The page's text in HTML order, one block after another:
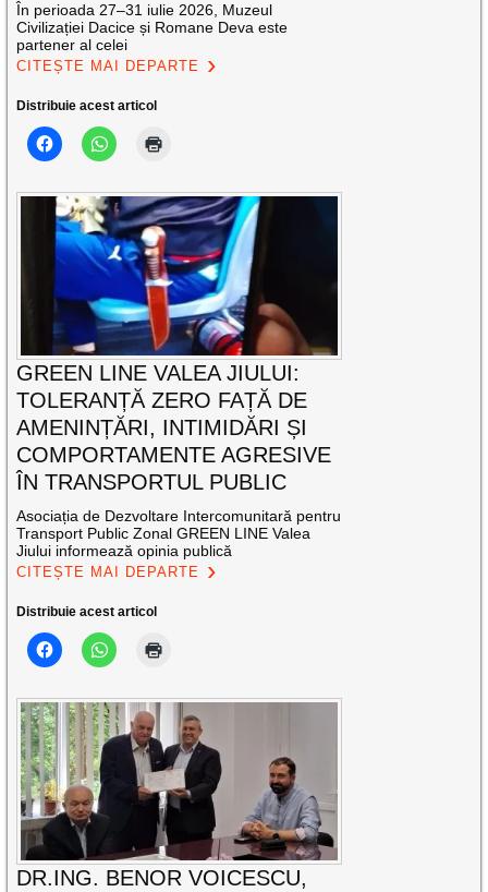
În perioada 27–31 iulie 2026, Muzeul
Civilizației Dacice și Romane Deva este
partener al celei
CITEȘTE MAI DEPARTE
Distribuie acest articol
GREEN LINE VALEA JIULUI:
TOLERANȚĂ ZERO FAȚĂ DE
AMENINȚĂRI, INTIMIDĂRI ȘI
COMPORTAMENTE AGRESIVE
ÎN TRANSPORTUL PUBLIC
Asociația de Dezvoltare Intercomunitară pentru
Transport Public Zonal GREEN LINE Valea
Jiului informează opinia publică
CITEȘTE MAI DEPARTE
Distribuie acest articol
DR.ING. BENOR VOICESCU,